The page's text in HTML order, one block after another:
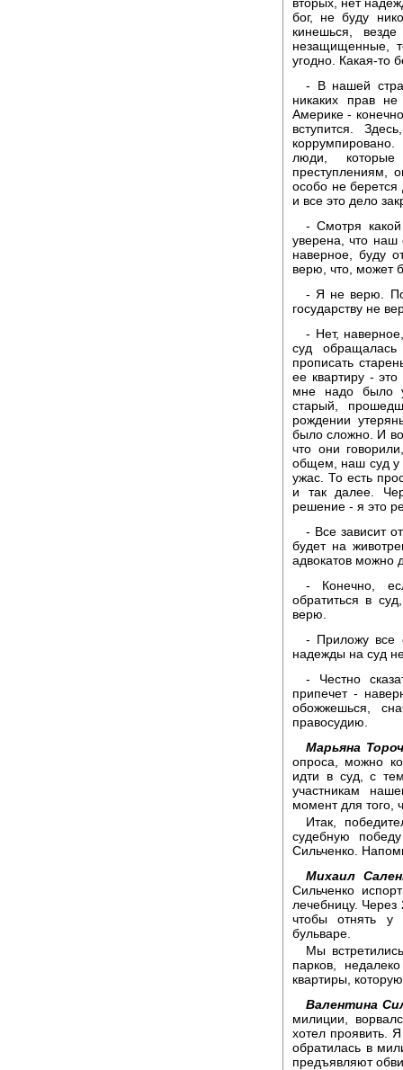
бог, не буду
кинешься,
незащищенные,
угодно. Какая-то
- В нашей
никаких прав
Америке -
вступится.
люди, которые
преступлениям,
особо не берется
и все это дело
- Смотря
уверена, что
наверное, буду
верю, что, может
- Я не верю.
государству не
- Нет,
суд
прописать
ее квартиру -
мне надо было
старый,
рождении
было сложно. И
что они
общем, наш суд у
ужас. То есть
и так далее.
решение - я это
- Все зависит
будет на
адвокатов можно
- Конечно,
обратиться в
верю.
- Приложу все
надежды на суд
- Честно
припечет -
обожжешься,
правосудию.
Марьяна
опроса, можно
идти в суд, с
участникам
момент для того,
Итак,
судебную
Сильченко.
Михаил
Сильченко
лечебницу. Через
чтобы отнять у
бульваре.
Мы
парков,
квартиры,
Валентина
милиции,
хотел проявить.
обратилась в
предъявляют